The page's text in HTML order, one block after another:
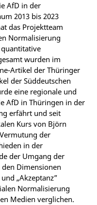
AfD in der
2013 bis 2023
das Projektteam
Normalisierung
wurden im
Artikel der Thüringer
der Süddeutschen
eine regionale und
AfD in Thüringen in der
erfährt und seit
Kurs von Björn
der
in der
der Umgang der
Dimensionen
„Akzeptanz”
Normalisierung
Medien verglichen.